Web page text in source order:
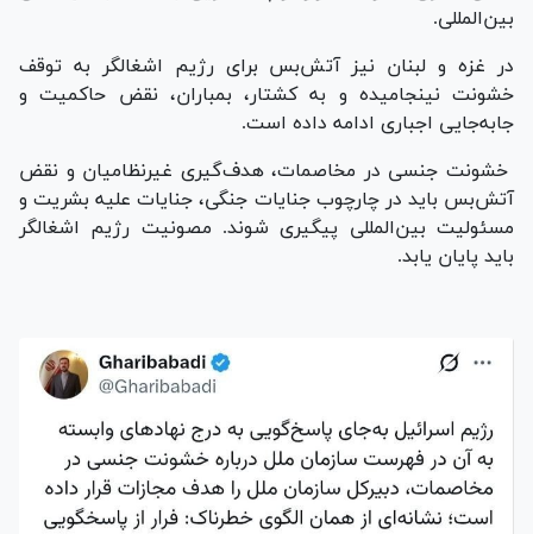
بین‌المللی.
در غزه و لبنان نیز آتش‌بس برای رژیم اشغالگر به توقف
خشونت نینجامیده و به کشتار، بمباران، نقض حاکمیت و
جابه‌جایی اجباری ادامه داده است.
خشونت جنسی در مخاصمات، هدف‌گیری غیرنظامیان و نقض
آتش‌بس باید در چارچوب جنایات جنگی، جنایات علیه بشریت و
مسئولیت بین‌المللی پیگیری شوند. مصونیت رژیم اشغالگر
باید پایان یابد.